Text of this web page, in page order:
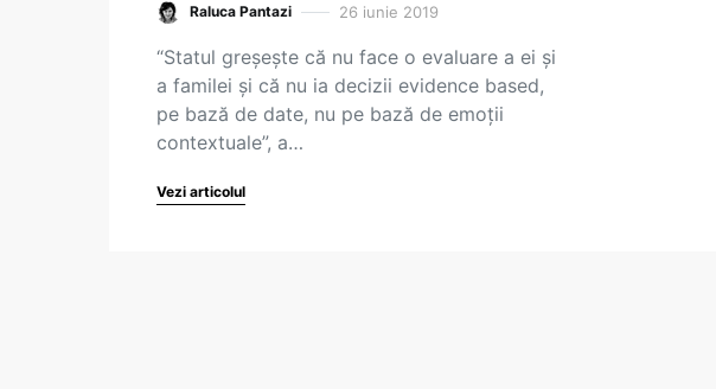
Raluca Pantazi 26 iunie 2019
“Statul greșește că nu face o evaluare a ei și
a familei și că nu ia decizii evidence based,
pe bază de date, nu pe bază de emoții
contextuale”, a…
Vezi articolul